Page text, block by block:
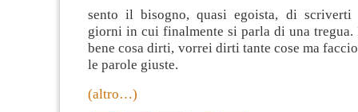
sento il bisogno, quasi egoista, di scriverti
giorni in cui finalmente si parla di una tregua.
bene cosa dirti, vorrei dirti tante cose ma
le parole giuste.
(altro…)